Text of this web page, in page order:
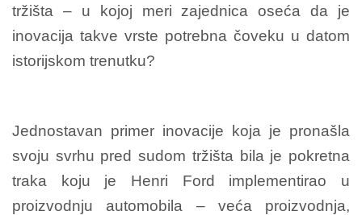
tržišta – u kojoj meri zajednica oseća da je
inovacija takve vrste potrebna čoveku u datom
istorijskom trenutku?
Jednostavan primer inovacije koja je pronašla
svoju svrhu pred sudom tržišta bila je pokretna
traka koju je Henri Ford implementirao u
proizvodnju automobila – veća proizvodnja,